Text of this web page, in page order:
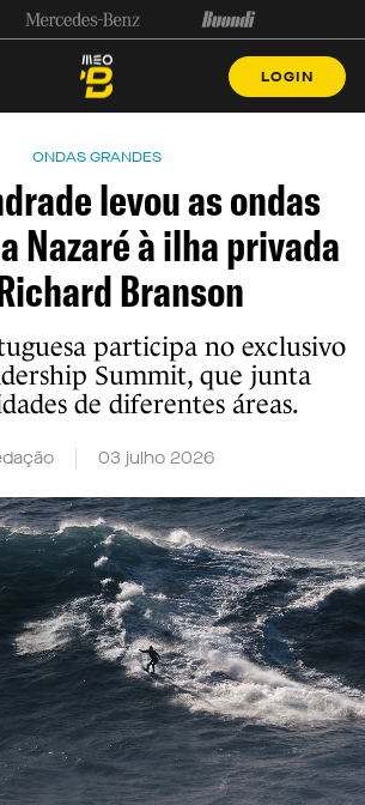
LOGIN
ONDAS GRANDES
levou as ondas
Nazaré à ilha privada
Branson
participa no exclusivo
Summit, que junta
de diferentes áreas.
03 julho 2026